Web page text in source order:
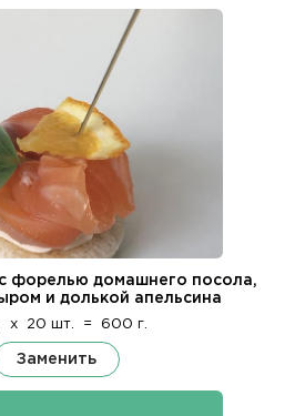
форелью домашнего посола,
и долькой апельсина
x 20 шт. = 600 г.
Заменить